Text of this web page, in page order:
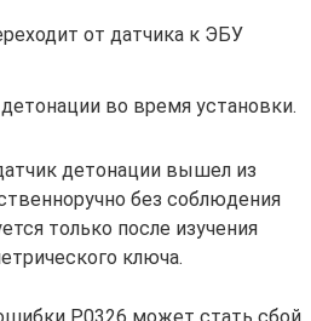
от датчика к ЭБУ
во время установки.
детонации вышел из
без соблюдения
только после изучения
ключа.
Р0326 может стать сбой